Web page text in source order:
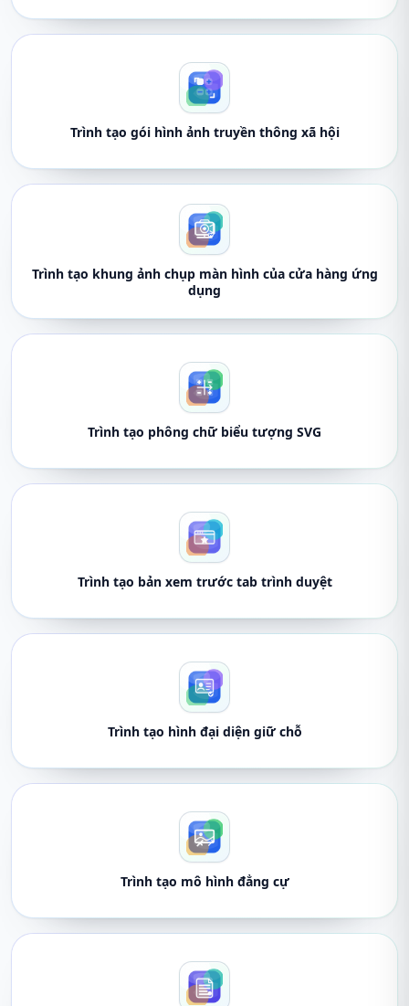
Trình tạo gói hình ảnh truyền thông xã hội
Trình tạo khung ảnh chụp màn hình của cửa hàng ứng
dụng
Trình tạo phông chữ biểu tượng SVG
Trình tạo bản xem trước tab trình duyệt
Trình tạo hình đại diện giữ chỗ
Trình tạo mô hình đẳng cự